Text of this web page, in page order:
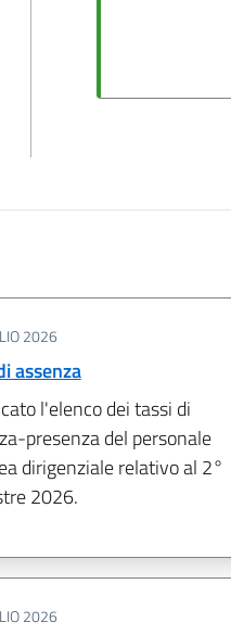
2026
assenza
l'elenco dei tassi di
presenza del personale
dirigenziale relativo al 2°
2026.
2026